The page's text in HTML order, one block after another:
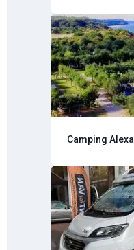
Camping Alexa